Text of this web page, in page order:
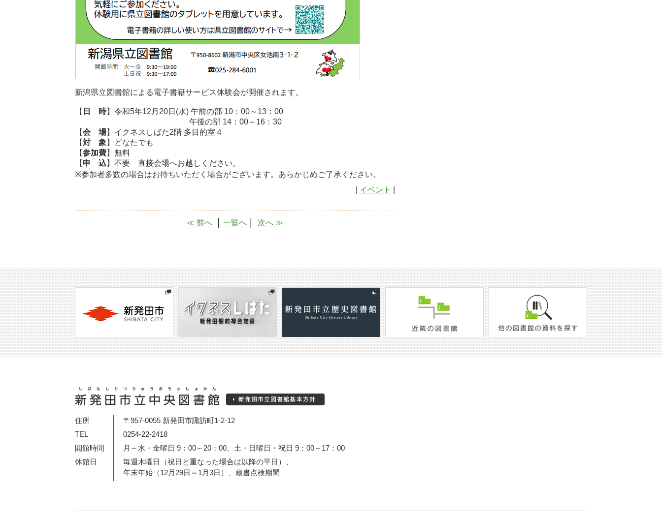
新潟県立図書館による電子書籍サービス体験会が開催されます。
【 日 時】令和5年12月20日(水) 午前の部 10：00～13：00
午後の部 14：00～16：30
【会 場】イクネスしばた2階 多目的室４
【対 象 】どなたでも
【参加費】無料
【 申 込】不要 直接会場へお越しください。
※参加者多数の場合はお待ちいただく場合がございます。あらかじめご了承ください。
イベント
≪ 前へ 一覧へ 次へ ≫
住所
〒957-0055 新発田市諏訪町1-2-12
TEL
0254-22-2418
開館時間
月～水・金曜日 9：00～20：00、土・日曜日・祝日 9：00～17：00
休館日
毎週木曜日（祝日と重なった場合は以降の平日）、
年末年始（12月29日～1月3日）、蔵書点検期間